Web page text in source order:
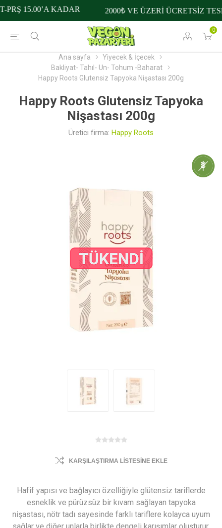
0
15.00’A KADAR 2000₺ VE ÜZERİ ÜCRETSİZ
Ana sayfa
Yiyecek & İçecek
Bakliyat- Tahıl- Un- Tohum -Baharat
Happy Roots Glutensiz Tapyoka Nişastası 200g
Happy Roots Glutensiz Tapyoka
Nişastası 200g
Üretici firma: Happy Roots
KARŞILAŞTIRMA LISTESINE EKLE
Hafif yapısı ve bağlayıcı özelliğiyle glütensiz tariflerde
esneklik ve pürüzsüz bir kıvam sağlayan tapyoka
nişastası, nötr tadı sayesinde farklı tariflere kolayca uyum